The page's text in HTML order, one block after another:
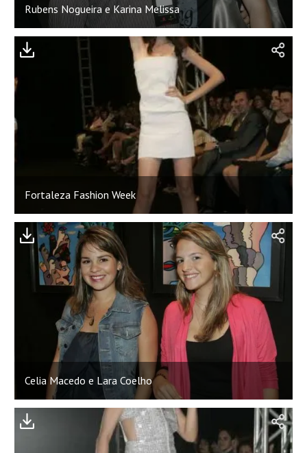
Rubens Nogueira e Karina Melissa
Fortaleza Fashion Week
Celia Macedo e Lara Coelho